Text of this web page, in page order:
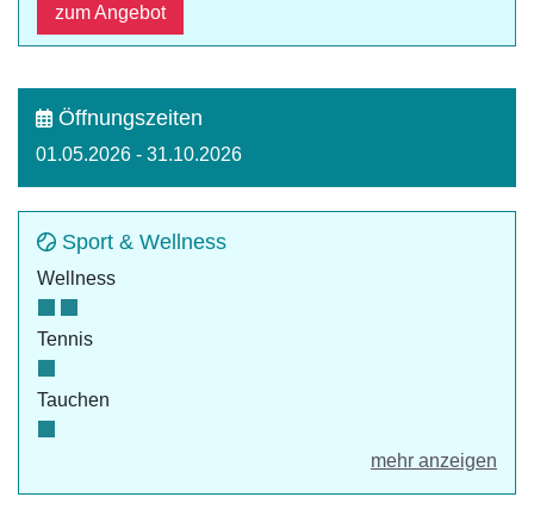
zum Angebot
Öffnungszeiten
01.05.2026 - 31.10.2026
Sport & Wellness
Wellness
Tennis
Tauchen
mehr anzeigen